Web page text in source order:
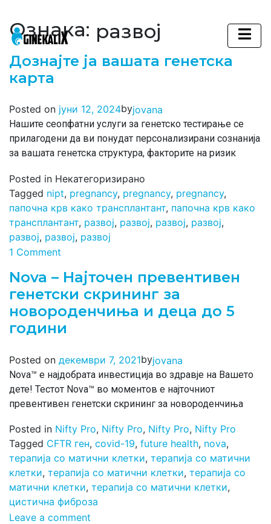
Main Navigation
Ознака: развој
Дознајте ја вашата генетска
карта
Posted on јуни 12, 2024byjovana
Нашите сеопфатни услуги за генетско тестирање се
прилагодени да ви понудат персонализирани сознанија
за вашата генетска структура, факторите на ризик
Posted in Некатегоризирано
Tagged nipt, pregnancy, pregnancy, pregnancy,
папочна крв како трансплантант, папочна крв како
трансплантант, развој, развој, развој, развој,
развој, развој, развој
1 Comment
Nova – Најточен превентивен
генетски скрининг за
новороденчиња и деца до 5
години
Posted on декември 7, 2021byjovana
Nova™ е најдобрата инвестиција во здравје на Вашето
дете! Тестот Nova™ во моментов е најточниот
превентивен генетски скрининг за новороденчиња
Posted in Nifty Pro, Nifty Pro, Nifty Pro, Nifty Pro
Tagged CFTR ген, covid-19, future health, nova,
терапија со матични клетки, терапија со матични
клетки, терапија со матични клетки, терапија со
матични клетки, терапија со матични клетки,
цистична фиброза
Leave a comment